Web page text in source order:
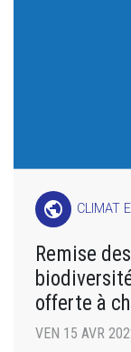
public CLIMAT
Remise
offerte à
VEN 15 AVR